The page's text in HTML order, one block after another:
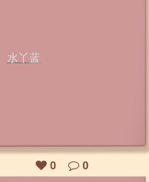
水丫蓝
0 0